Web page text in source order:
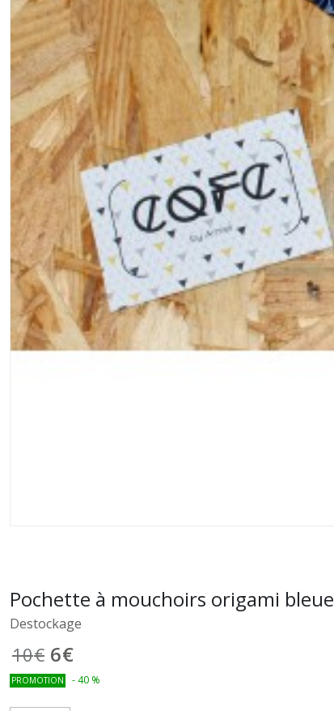
Pochette à mouchoirs origami bleue
Destockage
10€ 6€
PROMOTION - 40 %